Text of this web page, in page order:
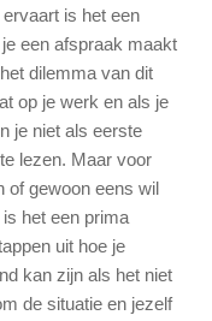
is het een
een afspraak maakt
dilemma van dit
op je werk en als je
je niet als eerste
lezen. Maar voor
of gewoon eens wil
het een prima
uit hoe je
kan zijn als het niet
de situatie en jezelf